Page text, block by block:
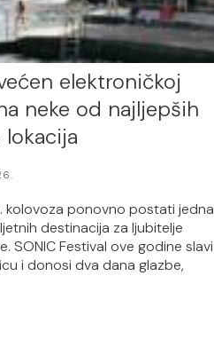
elektroničkoj
neke od najljepših
kolovoza ponovno postati jedna
destinacija za ljubitelje
SONIC Festival ove godine slavi
i donosi dva dana glazbe,